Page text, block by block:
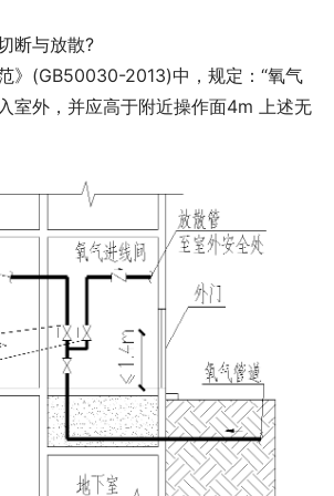
断与放散?
》(GB50030-2013)中，规定：“氧气
室外，并应高于附近操作面4m 上述无